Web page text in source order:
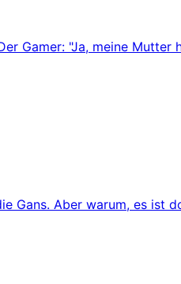
Gamer: "Ja, meine Mutter
Gans. Aber warum, es ist